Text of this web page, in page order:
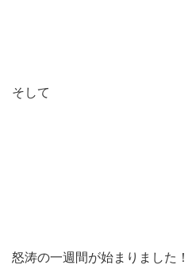
そして
怒涛の一週間が始まりました！